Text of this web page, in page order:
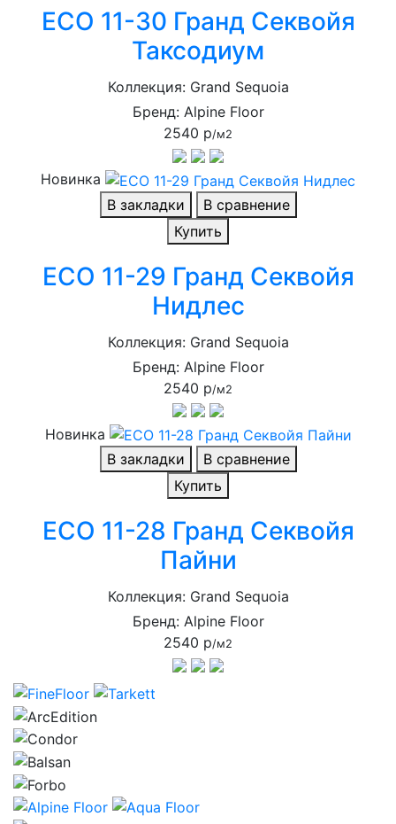
ECO 11-30 Гранд Секвойя
Таксодиум
Коллекция: Grand Sequoia
Бренд: Alpine Floor
2540 р/м2
Новинка
В закладки
В сравнение
Купить
ECO 11-29 Гранд Секвойя
Нидлес
Коллекция: Grand Sequoia
Бренд: Alpine Floor
2540 р/м2
Новинка
В закладки
В сравнение
Купить
ECO 11-28 Гранд Секвойя
Пайни
Коллекция: Grand Sequoia
Бренд: Alpine Floor
2540 р/м2